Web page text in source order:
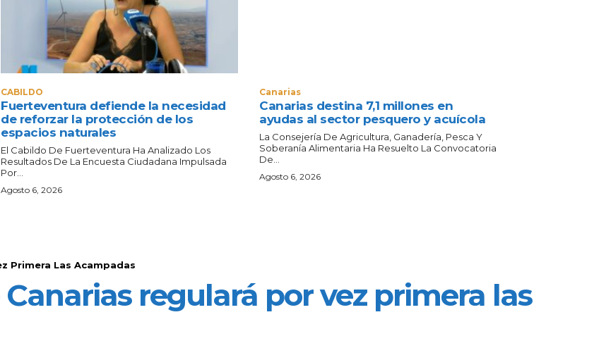
CABILDO
Fuerteventura defiende la necesidad
de reforzar la protección de los
espacios naturales
El Cabildo De Fuerteventura Ha Analizado Los
Resultados De La Encuesta Ciudadana Impulsada
Por...
Agosto 6, 2026
Canarias
Canarias destina 7,1 millones en
ayudas al sector pesquero y acuícola
La Consejería De Agricultura, Ganadería, Pesca Y
Soberanía Alimentaria Ha Resuelto La Convocatoria
De...
Agosto 6, 2026